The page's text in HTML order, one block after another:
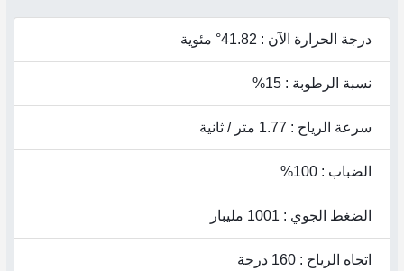
درجة الحرارة الآن : 41.82° مئوية
نسبة الرطوبة : 15%
سرعة الرياح : 1.77 متر / ثانية
الضباب : 100%
الضغط الجوي : 1001 مليبار
اتجاه الرياح : 160 درجة